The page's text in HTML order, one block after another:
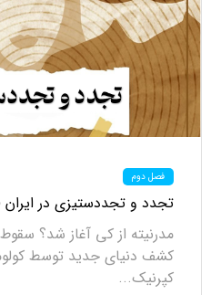
فصل دوم
تجدد و تجددستیزی در
مدرنیته از کی آغاز شد؟
کشف دنیای جدید توسط
کپرنیک...